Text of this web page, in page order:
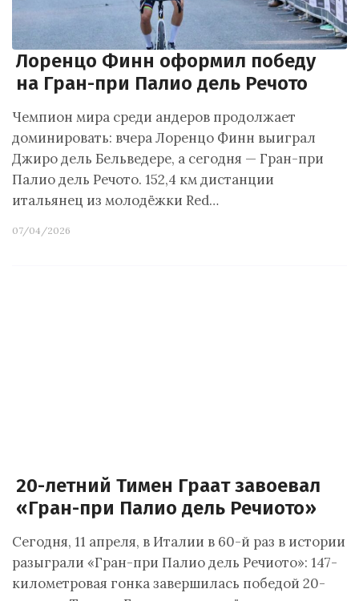
Лоренцо Финн оформил победу
на Гран-при Палио дель Речото
Чемпион мира среди андеров продолжает
доминировать: вчера Лоренцо Финн выиграл
Джиро дель Бельведере, а сегодня — Гран-при
Палио дель Речото. 152,4 км дистанции
итальянец из молодёжки Red…
07/04/2026
20-летний Тимен Граат завоевал
«Гран-при Палио дель Речиото»
Сегодня, 11 апреля, в Италии в 60-й раз в истории
разыграли «Гран-при Палио дель Речиото»: 147-
километровая гонка завершилась победой 20-